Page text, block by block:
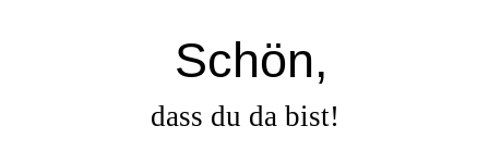
Schön,
dass du da bist!